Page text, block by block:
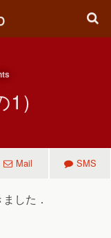
）
Mail SMS
した．